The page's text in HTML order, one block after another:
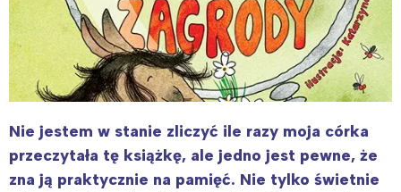
Nie jestem w stanie zliczyć ile razy moja córka
przeczytała tę książkę, ale jedno jest pewne, że
zna ją praktycznie na pamięć. Nie tylko świetnie